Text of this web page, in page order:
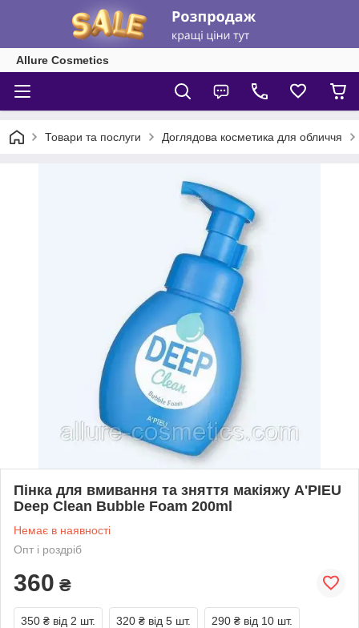
Allure Cosmetics
Товари та послуги Доглядова косметика для обличчя
Пінка для вмивання та зняття макіяжу A'PIEU
Deep Clean Bubble Foam 200ml
Немає в наявності
Опт і роздріб
360 ₴
350 ₴ від 2 шт. 320 ₴ від 5 шт. 290 ₴ від 10 шт.